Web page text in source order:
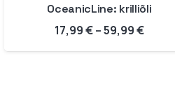
OceanicLine: krilliõli
17,99€–59,99€
17,99